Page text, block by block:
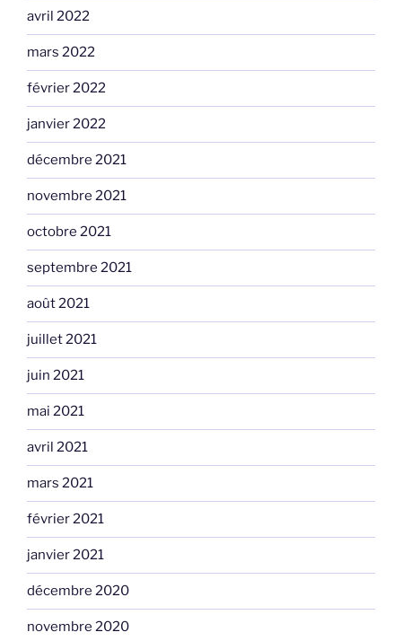
avril 2022
mars 2022
février 2022
janvier 2022
décembre 2021
novembre 2021
octobre 2021
septembre 2021
août 2021
juillet 2021
juin 2021
mai 2021
avril 2021
mars 2021
février 2021
janvier 2021
décembre 2020
novembre 2020